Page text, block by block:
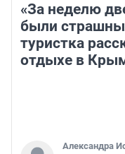
«За неделю
были
туристка
отдыхе в
Александра